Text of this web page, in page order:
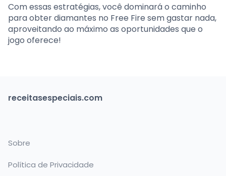
Com essas estratégias, você dominará o caminho
para obter diamantes no Free Fire sem gastar nada,
aproveitando ao máximo as oportunidades que o
jogo oferece!
receitasespeciais.com
Sobre
Política de Privacidade